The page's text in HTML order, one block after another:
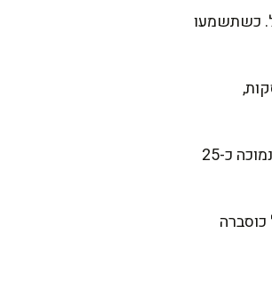
כשתשמעו
מוסיפים לסיר את המונג דאל ומערבבים בעדינות, ואז יוצקים את המים. מכסים את הסיר ומבשלים על אש בינונית-נמוכה כ-25
מעל כוסברה